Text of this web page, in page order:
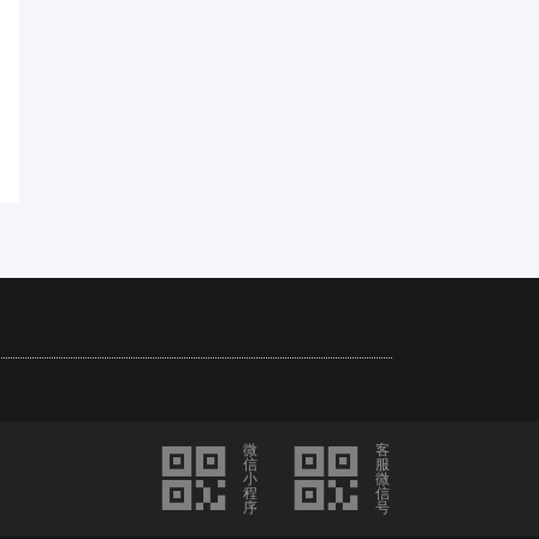
客
服
微
信
号
微
信
小
程
序